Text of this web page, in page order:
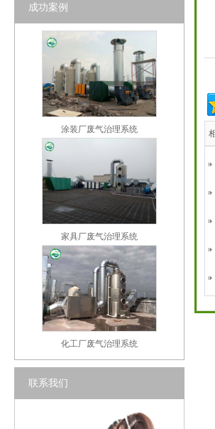
成功案例
涂装厂废气治理系统
家具厂废气治理系统
化工厂废气治理系统
联系我们